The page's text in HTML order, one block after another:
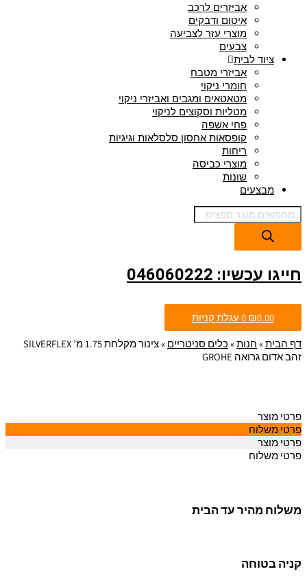
אביזרים לרכב
איטום ודבקים
מוצרי עזר לצביעה
צבעים
ציוד לבית
אביזרי מטבח
חומרי ניקוי
מטאטאים ומגבים ואביזרי ניקוי
מטליות וסקוצים לניקוי
פחי אשפה
קופסאות אחסון סלסלאות וגיגיות
ריחות
מוצרי כביסה
שונות
מבצעים
חייגו עכשיו: 046060222
₪0.00
0 עגלת קניות
דף הבית» חנות» כלים סניטריים »
צינור מקלחת 1.75 מ’ SILVERFLEX
זהב אדום גרואה GROHE
פרטי מוצר
פרטי משלוח
פרטי מוצר
פרטי משלוח
משלוח מהיר עד הבית
קניה בטוחה